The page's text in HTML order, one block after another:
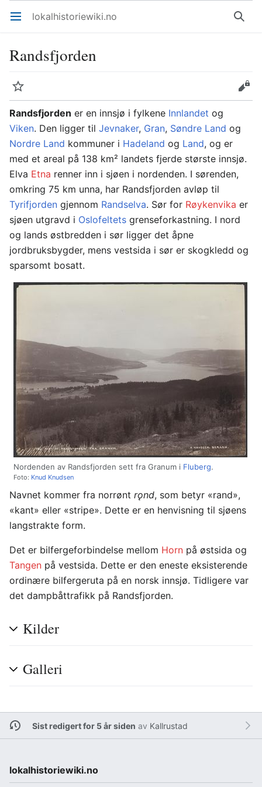
Åpne hovedmenyen lokalhistoriewiki.no Søk
Randsfjorden
Overvåk
Rediger
Randsfjorden er en innsjø i fylkene Innlandet og
Viken. Den ligger til Jevnaker, Gran, Søndre Land og
Nordre Land kommuner i Hadeland og Land, og er
med et areal på 138 km² landets fjerde største innsjø.
Elva Etna renner inn i sjøen i nordenden. I sørenden,
omkring 75 km unna, har Randsfjorden avløp til
Tyrifjorden gjennom Randselva. Sør for Røykenvika er
sjøen utgravd i Oslofeltets grenseforkastning. I nord
og lands østbredden i sør ligger det åpne
jordbruksbygder, mens vestsida i sør er skogkledd og
sparsomt bosatt.
Nordenden av Randsfjorden sett fra Granum i Fluberg.
Foto: Knud Knudsen
Navnet kommer fra norrønt rǫnd, som betyr «rand»,
«kant» eller «stripe». Dette er en henvisning til sjøens
langstrakte form.
Det er bilfergeforbindelse mellom Horn på østsida og
Tangen på vestsida. Dette er den eneste eksisterende
ordinære bilfergeruta på en norsk innsjø. Tidligere var
det dampbåttrafikk på Randsfjorden.
Kilder
Galleri
Sist redigert for 5 år siden av Kallrustad
lokalhistoriewiki.no